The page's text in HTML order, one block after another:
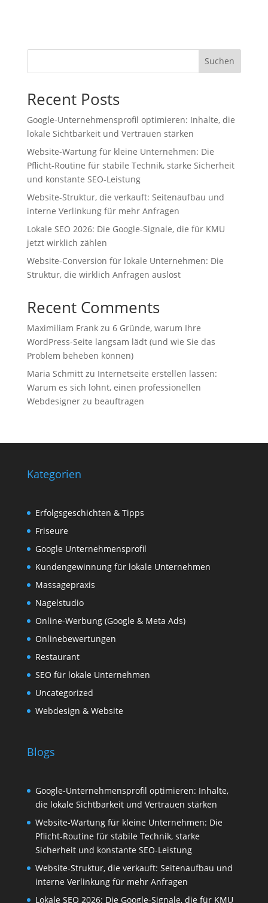
Suchen
Recent Posts
Google-Unternehmensprofil optimieren: Inhalte, die
lokale Sichtbarkeit und Vertrauen stärken
Website-Wartung für kleine Unternehmen: Die
Pflicht-Routine für stabile Technik, starke Sicherheit
und konstante SEO-Leistung
Website-Struktur, die verkauft: Seitenaufbau und
interne Verlinkung für mehr Anfragen
Lokale SEO 2026: Die Google‑Signale, die für KMU
jetzt wirklich zählen
Website-Conversion für lokale Unternehmen: Die
Struktur, die wirklich Anfragen auslöst
Recent Comments
Maximiliam Frankzu 6 Gründe, warum Ihre
WordPress-Seite langsam lädt (und wie Sie das
Problem beheben können)
Maria Schmittzu Internetseite erstellen lassen:
Warum es sich lohnt, einen professionellen
Webdesigner zu beauftragen
Kategorien
Erfolgsgeschichten & Tipps
Friseure
Google Unternehmensprofil
Kundengewinnung für lokale Unternehmen
Massagepraxis
Nagelstudio
Online-Werbung (Google & Meta Ads)
Onlinebewertungen
Restaurant
SEO für lokale Unternehmen
Uncategorized
Webdesign & Website
Blogs
Google-Unternehmensprofil optimieren: Inhalte,
die lokale Sichtbarkeit und Vertrauen stärken
Website-Wartung für kleine Unternehmen: Die
Pflicht-Routine für stabile Technik, starke
Sicherheit und konstante SEO-Leistung
Website-Struktur, die verkauft: Seitenaufbau und
interne Verlinkung für mehr Anfragen
Lokale SEO 2026: Die Google‑Signale, die für KMU